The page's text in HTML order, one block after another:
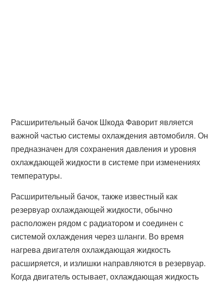
Расширительный бачок Шкода Фаворит является
важной частью системы охлаждения автомобиля. Он
предназначен для сохранения давления и уровня
охлаждающей жидкости в системе при изменениях
температуры.
Расширительный бачок, также известный как
резервуар охлаждающей жидкости, обычно
расположен рядом с радиатором и соединен с
системой охлаждения через шланги. Во время
нагрева двигателя охлаждающая жидкость
расширяется, и излишки направляются в резервуар.
Когда двигатель остывает, охлаждающая жидкость